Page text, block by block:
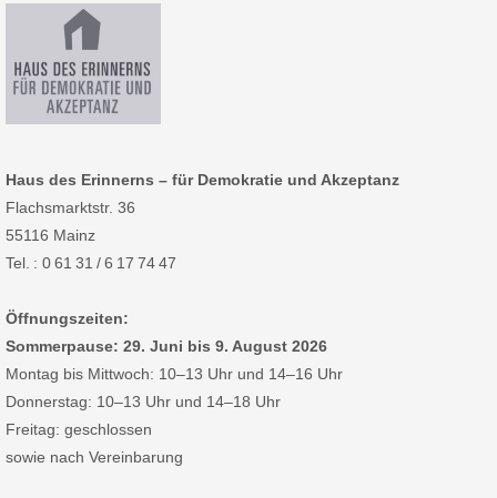
Haus des Erinnerns – für Demokratie und Akzeptanz
Flachsmarktstr. 36
55116 Mainz
Tel. : 0 61 31 / 6 17 74 47
Öffnungszeiten:
Sommerpause: 29. Juni bis 9. August 2026
Montag bis Mittwoch: 10–13 Uhr und 14–16 Uhr
Donnerstag: 10–13 Uhr und 14–18 Uhr
Freitag: geschlossen
sowie nach Vereinbarung